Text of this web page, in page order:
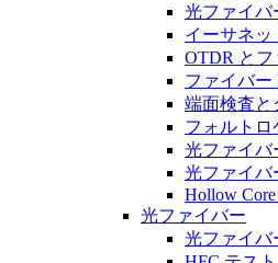
光ファイバ
イーサネッ
OTDR と
ファイバー
端面検査と
フォルトロ
光ファイバ
光ファイバ
Hollow
光ファイバー
光ファイバ